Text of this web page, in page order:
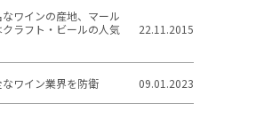
ワインの産地、マール
ラフト・ビールの人気
22.11.2015
ワイン業界を防衛 09.01.2023